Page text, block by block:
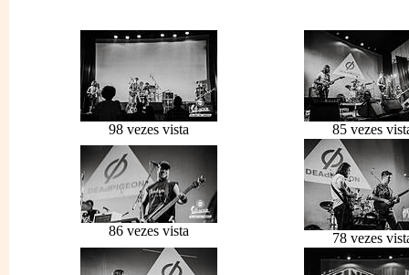
98 vezes vista 85 vezes
86 vezes vista 78 vezes